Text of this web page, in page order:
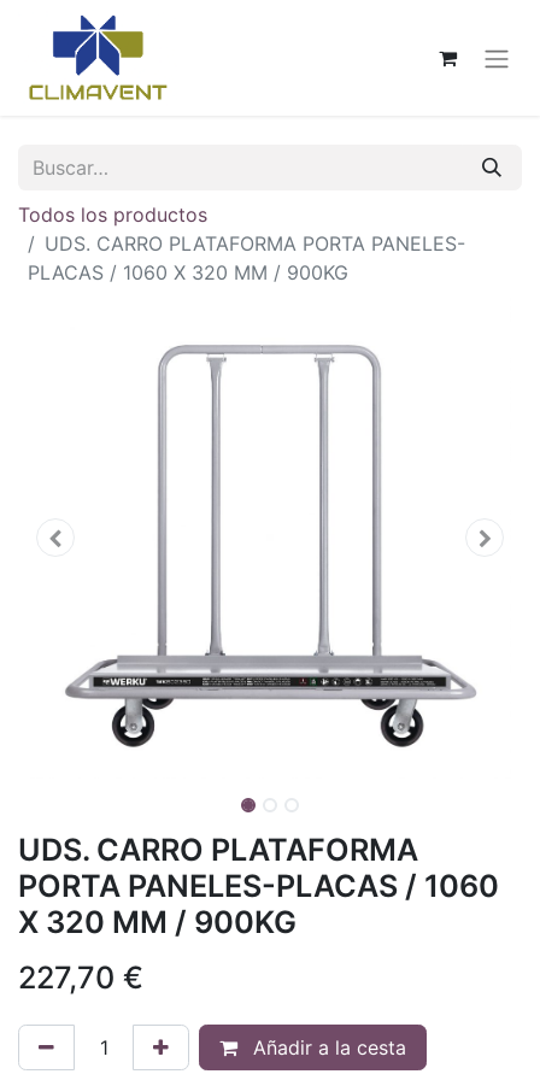
Todos los productos
UDS. CARRO PLATAFORMA PORTA PANELES-
PLACAS / 1060 X 320 MM / 900KG
UDS. CARRO PLATAFORMA
PORTA PANELES-PLACAS / 1060
X 320 MM / 900KG
227,70 €
Añadir a la cesta